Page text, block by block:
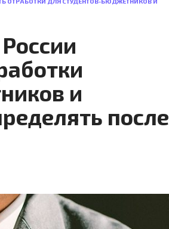
ОТРАБОТКИ ДЛЯ СТУДЕНТОВ-БЮДЖЕТНИКОВ И
и
после